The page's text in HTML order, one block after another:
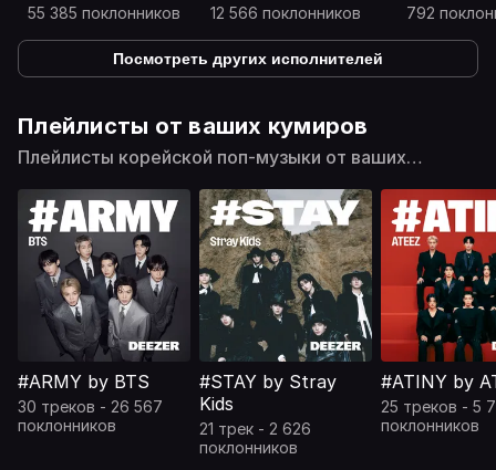
55 385 поклонников 12 566 поклонников 792
Посмотреть других исполнителей
Плейлисты от ваших кумиров
Плейлисты корейской поп-музыки от ваших
кумиров!
#ARMY by BTS
30 треков - 26 567
поклонников
#STAY by Stray
Kids
21 трек - 2 626
поклонников
#ATINY by
25 треков - 5
поклонников